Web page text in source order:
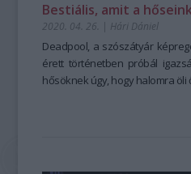
Bestiális, amit a
2020. 04. 26. | Hári Dániel
Deadpool, a szószátyár
érett történetben próbál
hősöknek úgy, hogy halomra öli